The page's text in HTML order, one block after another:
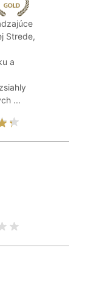
Strede,
a
...